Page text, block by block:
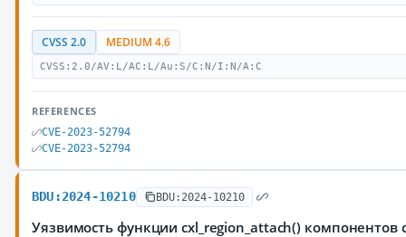
CVSS 2.0 MEDIUM 4.6
CVSS:2.0/AV:L/AC:L/Au:S/C:N/I:N/A:C
REFERENCES
CVE-2023-52794
CVE-2023-52794
BDU:2024-10210 BDU:2024-10210
Уязвимость функции cxl_region_attach() компонентов